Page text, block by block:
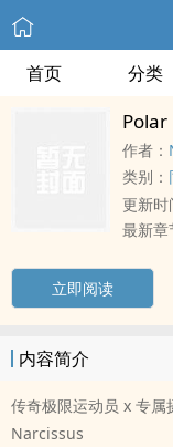
首页 分类
作者：
类别：
更新时
最新章
立即阅读
内容简介
传奇极限运动员 x 专属
Narcissus